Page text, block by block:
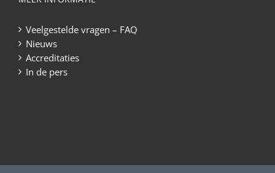
Veelgestelde vragen – FAQ
Nieuws
Accreditaties
In de pers